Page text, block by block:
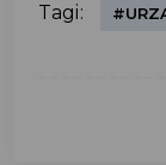
Tagi: